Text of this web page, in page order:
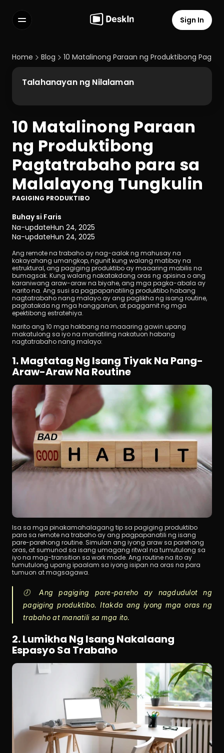
FAQs
Select Language
Terms of Service
Privacy Policy
Sign In
Home Blog 10 Matalinong Paraan ng Produktibong
10 Matalinong Paraan
ng Produktibong
Pagtatrabaho para sa
Malalayong Tungkulin
PAGIGING PRODUKTIBO
Buhay si Faris
Na-updateHun 24, 2025
Na-updateHun 24, 2025
Ang remote na trabaho ay nag-aalok ng mahusay na
kakayahang umangkop, ngunit kung walang matibay na
estruktural, ang pagiging produktibo ay maaaring mabilis na
bumagsak. Kung walang nakatakdang oras ng opisina o ang
karaniwang araw-araw na biyahe, ang mga pagka-abala ay
narito na. Ang susi sa pagpapanatiling produktibo habang
nagtatrabaho nang malayo ay ang paglikha ng isang routine,
pagtatakda ng mga hangganan, at paggamit ng mga
epektibong estratehiya.
Narito ang 10 mga hakbang na maaaring gawin upang
makatulong sa iyo na manatiling nakatuon habang
nagtatrabaho nang malayo:
1. Magtatag Ng Isang Tiyak Na Pang-
Araw-Araw Na Routine
Isa sa mga pinakamahalagang tip sa pagiging produktibo
para sa remote na trabaho ay ang pagpapanatili ng isang
pare-parehong routine. Simulan ang iyong araw sa parehong
oras, at sumunod sa isang umagang ritwal na tumutulong sa
iyo na mag-transition sa work mode. Ang routine na ito ay
tumutulong upang ipaalam sa iyong isipan na oras na para
tumuon at magsagawa.
🕖 Ang pagiging pare-pareho ay nagdudulot ng
pagiging produktibo. Itakda ang iyong mga oras ng
trabaho at manatili sa mga ito.
2. Lumikha Ng Isang Nakalaang
Espasyo Sa Trabaho
Talahanayan ng Nilalaman
I-download